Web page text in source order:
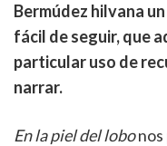
Bermúdez hilvana
fácil de seguir, que
particular uso de
narrar.
En la piel del lobo